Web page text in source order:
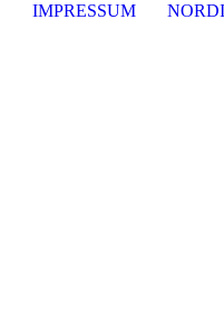
IMPRESSUM